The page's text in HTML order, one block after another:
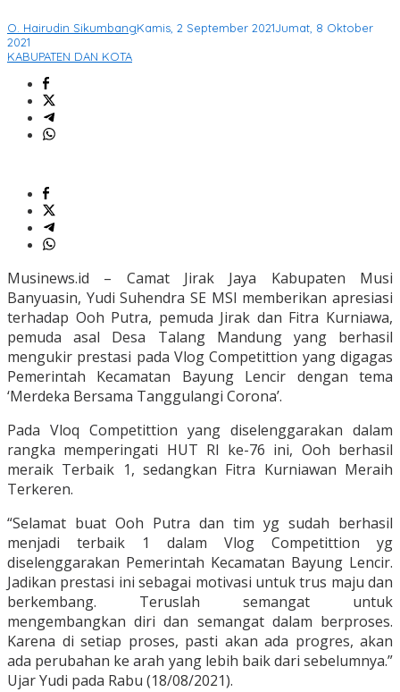
O. Hairudin SikumbangKamis, 2 September 2021Jumat, 8 Oktober
2021
KABUPATEN DAN KOTA
Musinews.id – Camat Jirak Jaya Kabupaten Musi
Banyuasin, Yudi Suhendra SE MSI memberikan apresiasi
terhadap Ooh Putra, pemuda Jirak dan Fitra Kurniawa,
pemuda asal Desa Talang Mandung yang berhasil
mengukir prestasi pada Vlog Competittion yang digagas
Pemerintah Kecamatan Bayung Lencir dengan tema
‘Merdeka Bersama Tanggulangi Corona’.
Pada Vloq Competittion yang diselenggarakan dalam
rangka memperingati HUT RI ke-76 ini, Ooh berhasil
meraik Terbaik 1, sedangkan Fitra Kurniawan Meraih
Terkeren.
“Selamat buat Ooh Putra dan tim yg sudah berhasil
menjadi terbaik 1 dalam Vlog Competittion yg
diselenggarakan Pemerintah Kecamatan Bayung Lencir.
Jadikan prestasi ini sebagai motivasi untuk trus maju dan
berkembang. Teruslah semangat untuk
mengembangkan diri dan semangat dalam berproses.
Karena di setiap proses, pasti akan ada progres, akan
ada perubahan ke arah yang lebih baik dari sebelumnya.”
Ujar Yudi pada Rabu (18/08/2021).